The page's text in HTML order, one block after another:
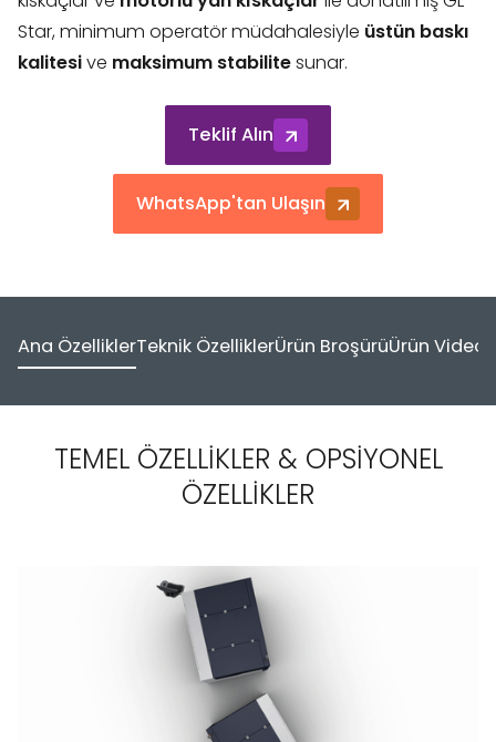
Star, minimum operatör müdahalesiyle üstün baskı
kalitesive maksimum stabilitesunar.
Teklif Alın
WhatsApp'tan Ulaşın
Ana ÖzelliklerTeknik ÖzelliklerÜrün BroşürüÜrün
TEMEL ÖZELLİKLER & OPSİYONEL
ÖZELLİKLER